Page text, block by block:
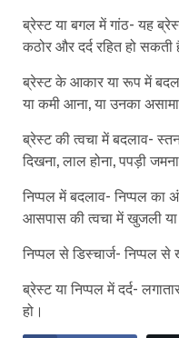
ब्रेस्ट या बगल में गांठ- यह
कठोर और दर्द रहित हो
ब्रेस्ट के आकार या रूप में
या कमी आना, या उनका
ब्रेस्ट की त्वचा में बदलाव-
दिखना, लाल होना, पपड़ी
निप्पल में बदलाव- निप्पल का
आसपास की त्वचा में खुजली या
निप्पल से डिस्चार्ज- निप्पल
ब्रेस्ट या निप्पल में दर्द-
हो।